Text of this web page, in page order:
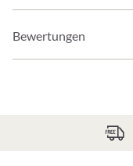
Bewertungen